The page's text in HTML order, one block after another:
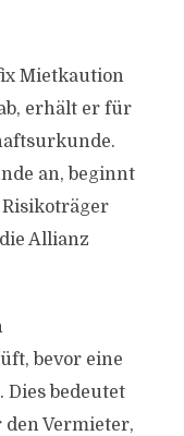
Mietkaution
erhält er für
an, beginnt
Allianz
bevor eine
bedeutet
Vermieter,